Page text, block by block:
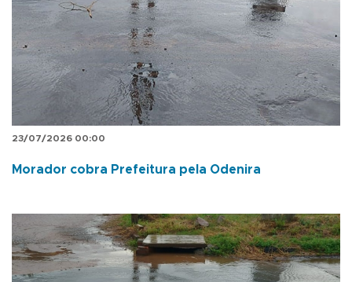
23/07/2026 00:00
Morador cobra Prefeitura pela Odenira